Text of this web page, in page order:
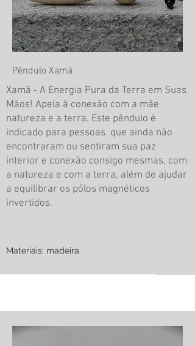
Pêndulo Xamã
Xamã - A Energia Pura da Terra em Suas
Mãos! Apela à conexão com a mãe
natureza e a terra. Este pêndulo é
indicado para pessoas que ainda não
encontraram ou sentiram sua paz
interior e conexão consigo mesmas, com
a natureza e com a terra, além de ajudar
a equilibrar os pólos magnéticos
invertidos.
Materiais: madeira